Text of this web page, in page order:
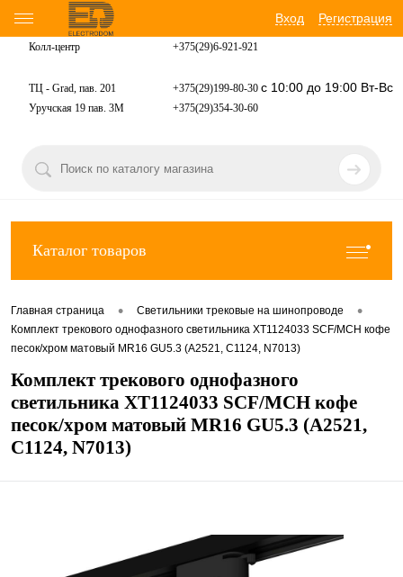
Вход Регистрация
Колл-центр +375(29)6-921-921
ТЦ - Grad, пав. 201 +375(29)199-80-30 с 10:00 до 19:00 Вт-Вс
Уручская 19 пав. 3М +375(29)354-30-60
Каталог товаров
Главная страница • Светильники трековые на шинопроводе •
Комплект трекового однофазного светильника XT1124033 SCF/MCH кофе
песок/хром матовый MR16 GU5.3 (A2521, C1124, N7013)
Комплект трекового однофазного
светильника XT1124033 SCF/MCH кофе
песок/хром матовый MR16 GU5.3 (A2521,
C1124, N7013)